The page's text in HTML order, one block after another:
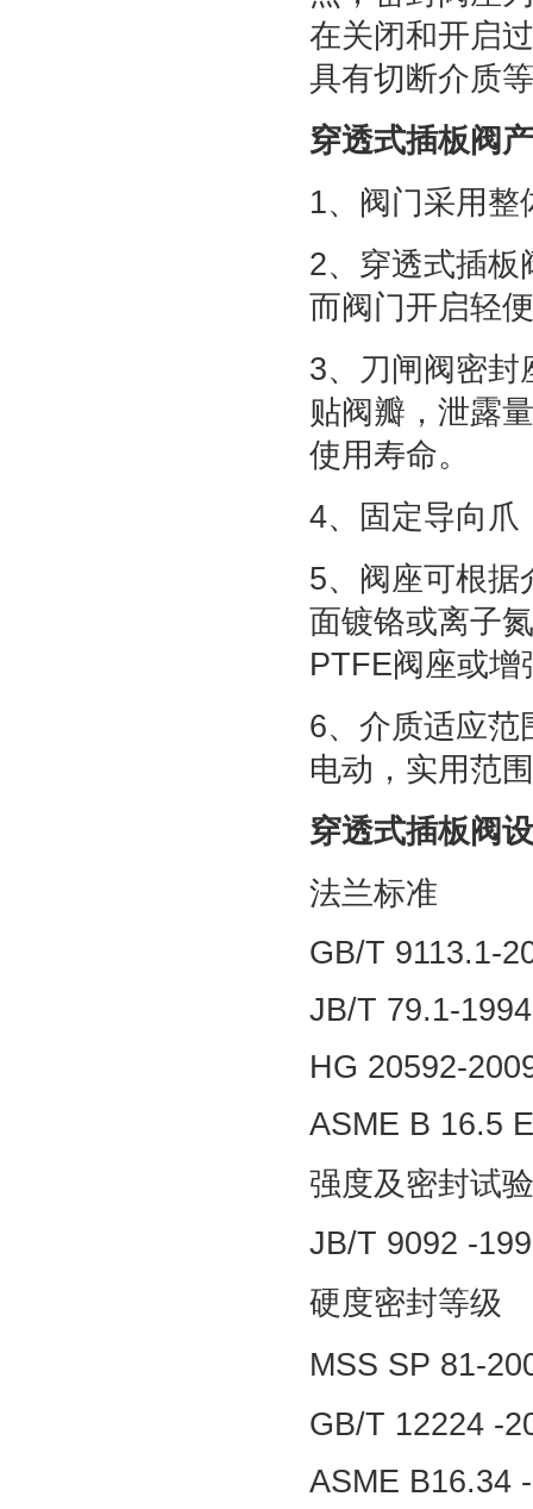
在关闭和开启
具有切断介质
穿透式插板阀
1、阀门采用
2、穿透式插板
而阀门开启轻
3、刀闸阀密封
贴阀瓣，泄露
使用寿命。
4、固定导向爪
5、阀座可根据
面镀铬或离子
PTFE阀座或
6、介质适应范
电动，实用范
穿透式插板阀
法兰标准
GB/T 9113.1-
JB/T 79.1-1994
HG 20592-
ASME B 16.5
强度及密封试
JB/T 9092 -
硬度密封等级
MSS SP 81-
GB/T 12224 -
ASME B16.34